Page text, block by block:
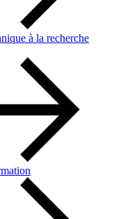
à la recherche